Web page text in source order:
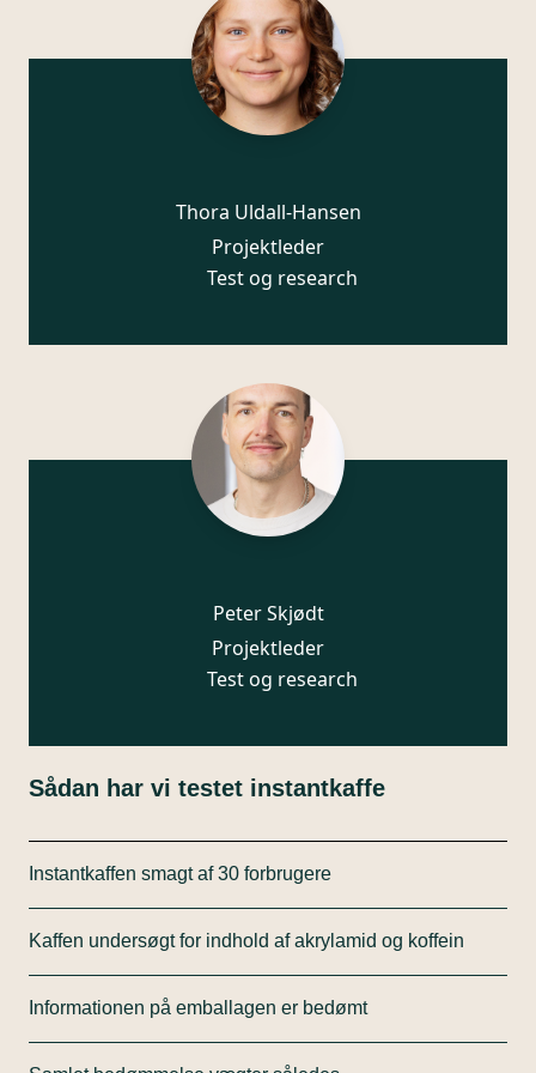
Thora Uldall-Hansen
Projektleder
Test og research
Peter Skjødt
Projektleder
Test og research
Sådan har vi testet instantkaffe
Instantkaffen smagt af 30 forbrugere
forbrugere, hvor de har vurderet hvor godt de
kunne lide smagen af de forskellige instantkaffer
ved blindsmagning.
Alle kafferne blev blandet/brygget på baggrund af
de beskrevne dosseringer på emballagen.
Kaffen undersøgt for indhold af akrylamid og koffein
for indhold af akrylamid, hvor der for instantkaffe er
fastsat et EU benchmark.
Informationen på emballagen er bedømt